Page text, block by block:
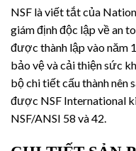
NSF là viết tắt của
giám định độc lập về an
được thành lập vào năm
bảo vệ và cải thiện sức
bộ chi tiết cấu thành nên
được NSF International
NSF/ANSI 58 và 42.